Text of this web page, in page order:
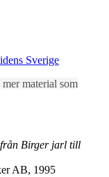
Sverige
material som
från Birger jarl till
AB, 1995